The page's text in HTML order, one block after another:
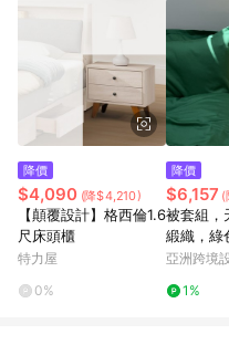
貨後 45 天後發送。 8. 群眾募
運費，攤位費等不具贈點資格。
顏色、價位、贈品如與 Pinkoi
Pinkoi 購物商品資訊頁及購物車
則請以點數紅包活動說明為準
頁面後才首次下載 Pinkoi APP
上，首次下載 Pinkoi APP 後，
降價
$4,090 (降$4,210)
【顛覆設計】格西倫1.6
尺床頭櫃
特力屋
0%
降價
$6,157 (
被套組，
緞織，綠
亞洲跨境
1%